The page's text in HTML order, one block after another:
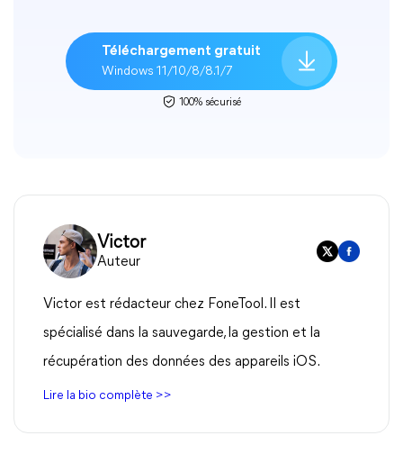
Téléchargement gratuit
Windows 11/10/8/8.1/7
100% sécurisé
Victor
Auteur
Victor est rédacteur chez FoneTool. Il est
spécialisé dans la sauvegarde, la gestion et la
récupération des données des appareils iOS.
Lire la bio complète >>